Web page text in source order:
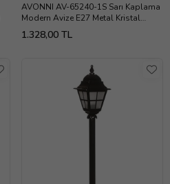
AVONNI AV-65240-1S Sarı Kaplama
Modern Avize E27 Metal Kristal
17cm
1.328,00 TL